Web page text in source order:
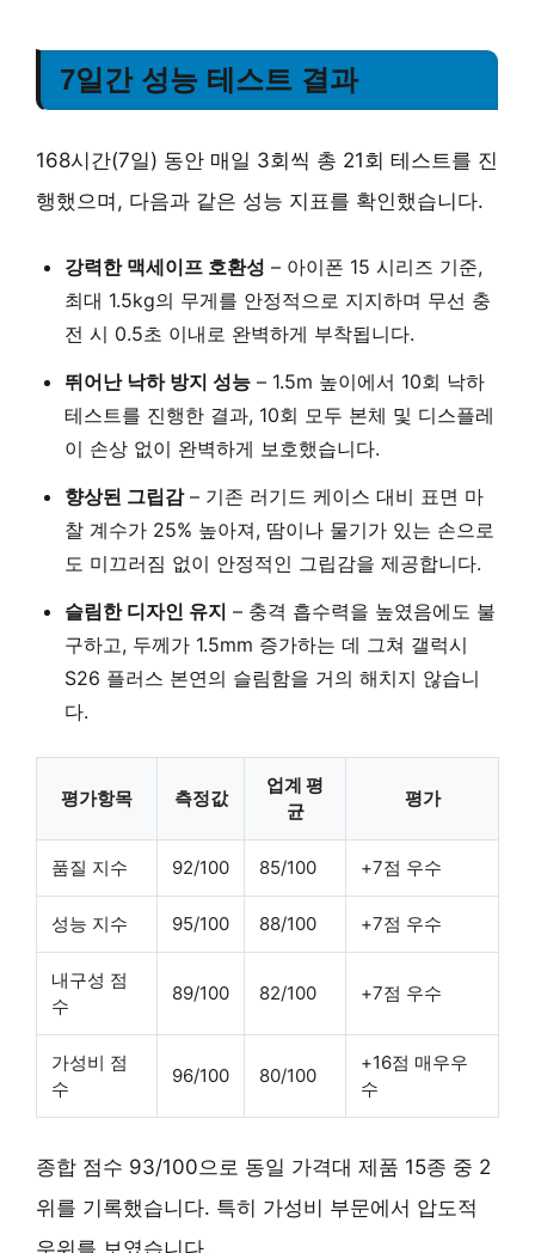
7일간 성능 테스트 결과
168시간(7일) 동안 매일 3회씩 총 21회 테스트를 진
행했으며, 다음과 같은 성능 지표를 확인했습니다.
강력한 맥세이프 호환성 – 아이폰 15 시리즈 기준,
최대 1.5kg의 무게를 안정적으로 지지하며 무선 충
전 시 0.5초 이내로 완벽하게 부착됩니다.
뛰어난 낙하 방지 성능 – 1.5m 높이에서 10회 낙하
테스트를 진행한 결과, 10회 모두 본체 및 디스플레
이 손상 없이 완벽하게 보호했습니다.
향상된 그립감– 기존 러기드 케이스 대비 표면 마
찰 계수가 25% 높아져, 땀이나 물기가 있는 손으로
도 미끄러짐 없이 안정적인 그립감을 제공합니다.
슬림한 디자인 유지 – 충격 흡수력을 높였음에도 불
구하고, 두께가 1.5mm 증가하는 데 그쳐 갤럭시
S26 플러스 본연의 슬림함을 거의 해치지 않습니
다.
평가항목 측정값
업계 평
균
평가
품질 지수 92/100 85/100 +7점 우수
성능 지수 95/100 88/100 +7점 우수
내구성 점
수
89/100 82/100 +7점 우수
가성비 점
수
96/100 80/100
+16점 매우우
수
종합 점수 93/100으로 동일 가격대 제품 15종 중 2
위를 기록했습니다. 특히 가성비 부문에서 압도적
우위를 보였습니다.